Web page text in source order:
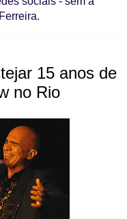
15 anos de
no Rio